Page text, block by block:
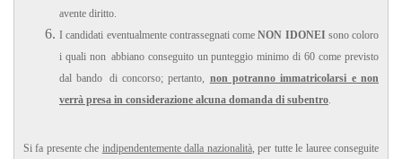
avente diritto.
I candidati eventualmente contrassegnati comeNON IDONEI sono coloro
i quali non abbiano conseguito un punteggio minimo di 60 come previsto
dal bando di concorso; pertanto, non potranno immatricolarsi e non
verrà presa in considerazione alcuna domanda di subentro.
Si fa presente che indipendentemente dalla nazionalità, per tutte le lauree conseguite